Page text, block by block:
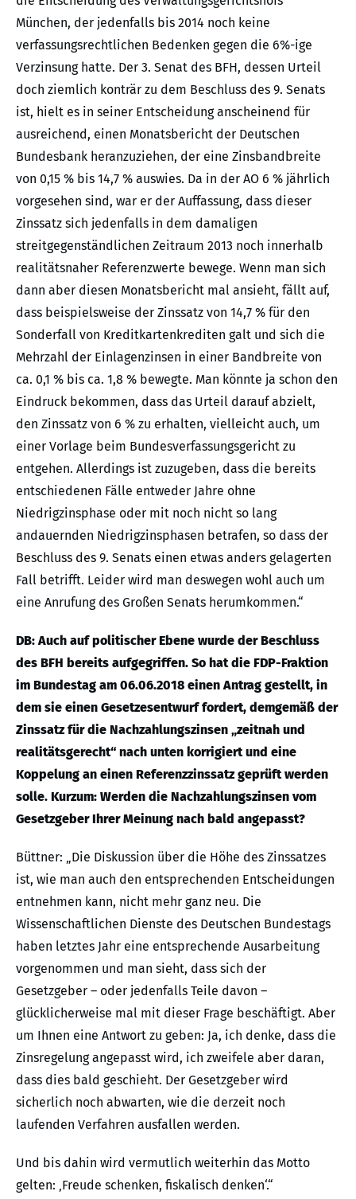
München, der jedenfalls bis 2014 noch keine
verfassungsrechtlichen Bedenken gegen die 6%-ige
Verzinsung hatte. Der 3. Senat des BFH, dessen Urteil
doch ziemlich konträr zu dem Beschluss des 9. Senats
ist, hielt es in seiner Entscheidung anscheinend für
ausreichend, einen Monatsbericht der Deutschen
Bundesbank heranzuziehen, der eine Zinsbandbreite
von 0,15 % bis 14,7 % auswies. Da in der AO 6 % jährlich
vorgesehen sind, war er der Auffassung, dass dieser
Zinssatz sich jedenfalls in dem damaligen
streitgegenständlichen Zeitraum 2013 noch innerhalb
realitätsnaher Referenzwerte bewege. Wenn man sich
dann aber diesen Monatsbericht mal ansieht, fällt auf,
dass beispielsweise der Zinssatz von 14,7 % für den
Sonderfall von Kreditkartenkrediten galt und sich die
Mehrzahl der Einlagenzinsen in einer Bandbreite von
ca. 0,1 % bis ca. 1,8 % bewegte. Man könnte ja schon den
Eindruck bekommen, dass das Urteil darauf abzielt,
den Zinssatz von 6 % zu erhalten, vielleicht auch, um
einer Vorlage beim Bundesverfassungsgericht zu
entgehen. Allerdings ist zuzugeben, dass die bereits
entschiedenen Fälle entweder Jahre ohne
Niedrigzinsphase oder mit noch nicht so lang
andauernden Niedrigzinsphasen betrafen, so dass der
Beschluss des 9. Senats einen etwas anders gelagerten
Fall betrifft. Leider wird man deswegen wohl auch um
eine Anrufung des Großen Senats herumkommen.“
DB: Auch auf politischer Ebene wurde der Beschluss
des BFH bereits aufgegriffen. So hat die FDP-Fraktion
im Bundestag am 06.06.2018 einen Antrag gestellt, in
dem sie einen Gesetzesentwurf fordert, demgemäß der
Zinssatz für die Nachzahlungszinsen „zeitnah und
realitätsgerecht“ nach unten korrigiert und eine
Koppelung an einen Referenzzinssatz geprüft werden
solle. Kurzum: Werden die Nachzahlungszinsen vom
Gesetzgeber Ihrer Meinung nach bald angepasst?
Büttner: „Die Diskussion über die Höhe des Zinssatzes
ist, wie man auch den entsprechenden Entscheidungen
entnehmen kann, nicht mehr ganz neu. Die
Wissenschaftlichen Dienste des Deutschen Bundestags
haben letztes Jahr eine entsprechende Ausarbeitung
vorgenommen und man sieht, dass sich der
Gesetzgeber – oder jedenfalls Teile davon –
glücklicherweise mal mit dieser Frage beschäftigt. Aber
um Ihnen eine Antwort zu geben: Ja, ich denke, dass die
Zinsregelung angepasst wird, ich zweifele aber daran,
dass dies bald geschieht. Der Gesetzgeber wird
sicherlich noch abwarten, wie die derzeit noch
laufenden Verfahren ausfallen werden.
Und bis dahin wird vermutlich weiterhin das Motto
gelten: ‚Freude schenken, fiskalisch denken‘.“